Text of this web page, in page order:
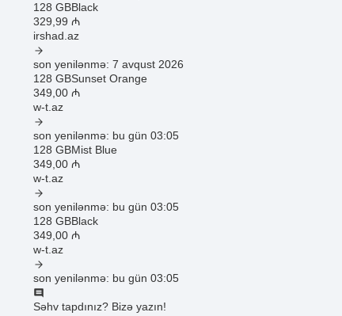
128 GBBlack
329 ,99 ₼
irshad.az
son yenilənmə: 7 avqust 2026
128 GBSunset Orange
349 ,00 ₼
w-t.az
son yenilənmə: bu gün 03:05
128 GBMist Blue
349 ,00 ₼
w-t.az
son yenilənmə: bu gün 03:05
128 GBBlack
349 ,00 ₼
w-t.az
son yenilənmə: bu gün 03:05
Səhv tapdınız? Bizə yazın!